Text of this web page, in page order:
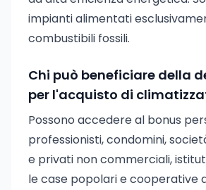
impianti alimentati
combustibili fossili.
Chi può beneficiare della
per l'acquisto di
Possono accedere al bonus
professionisti, condomini,
e privati non commerciali,
le case popolari e cooperative